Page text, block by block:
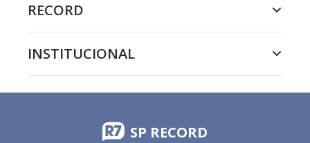
RECORD
INSTITUCIONAL
SP RECORD